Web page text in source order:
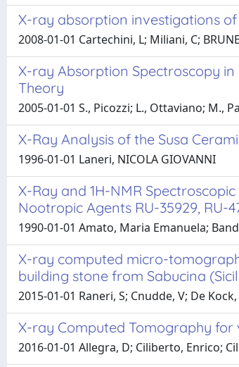
X-ray absorption investigations
2008-01-01 Cartechini, L; Miliani, C;
X-ray Absorption Spectroscopy
Theory
2005-01-01 S., Picozzi; L., Ottaviano; M.,
X-Ray Analysis of the Susa
1996-01-01 Laneri, NICOLA GIOVANNI
X-Ray and 1H-NMR
Nootropic Agents RU-35929, RU-
1990-01-01 Amato, Maria Emanuela;
X-ray computed micro-
building stone from Sabucina
2015-01-01 Raneri, S; Cnudde, V; De
X-ray Computed Tomography
2016-01-01 Allegra, D; Ciliberto, Enrico;